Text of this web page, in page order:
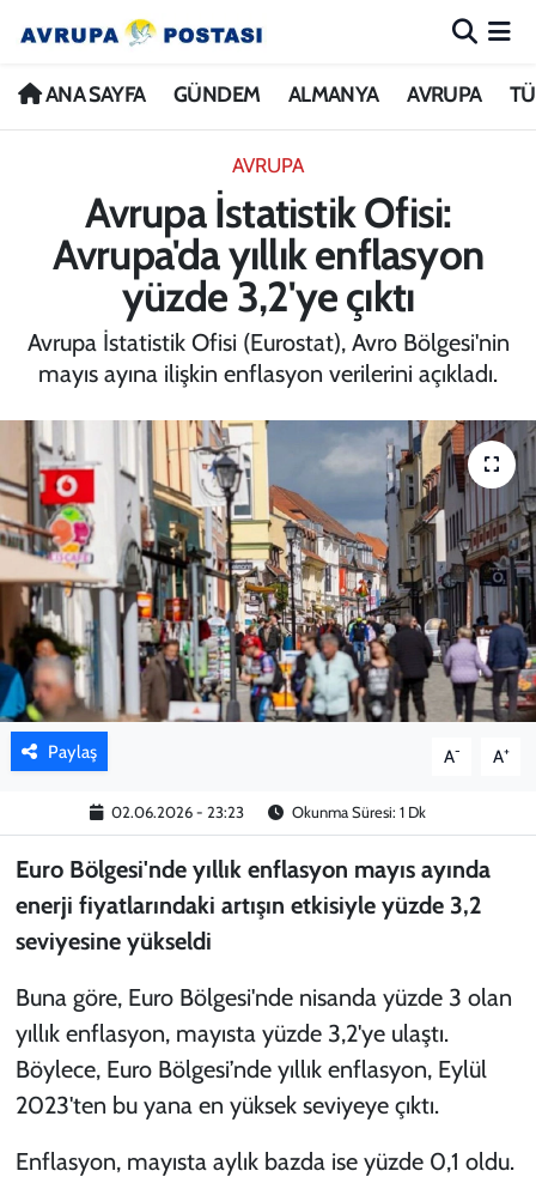
ANA SAYFA GÜNDEM ALMANYA AVRUPA
AVRUPA
Avrupa İstatistik Ofisi:
Avrupa'da yıllık enflasyon
yüzde 3,2'ye çıktı
Avrupa İstatistik Ofisi (Eurostat), Avro Bölgesi'nin
mayıs ayına ilişkin enflasyon verilerini açıkladı.
Paylaş A- A+
02.06.2026 - 23:23 Okunma Süresi: 1 Dk
Euro Bölgesi'nde yıllık enflasyon mayıs ayında
enerji fiyatlarındaki artışın etkisiyle yüzde 3,2
seviyesine yükseldi
Buna göre, Euro Bölgesi'nde nisanda yüzde 3 olan
yıllık enflasyon, mayısta yüzde 3,2'ye ulaştı.
Böylece, Euro Bölgesi’nde yıllık enflasyon, Eylül
2023'ten bu yana en yüksek seviyeye çıktı.
Enflasyon, mayısta aylık bazda ise yüzde 0,1 oldu.
ANA SAYFA
ALMANYA
AVRUPA
TÜRKİYE
KÜLTÜR
SPOR
KADIN
YAZARLAR
Nöbetçi Eczaneler
İstanbul Namaz Vakitleri
Trafik Durumu
Avrupa Ligi Puan Durumu ve Fikstür
Son Dakika Haberleri
Haber Arşivi